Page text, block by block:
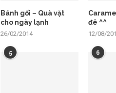
Bánh gối – Quà vặt
cho ngày lạnh
26/02/2014
đê ^^
12/08/
5 6